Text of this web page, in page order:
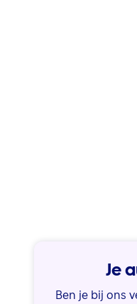
Je
Ben je bij ons